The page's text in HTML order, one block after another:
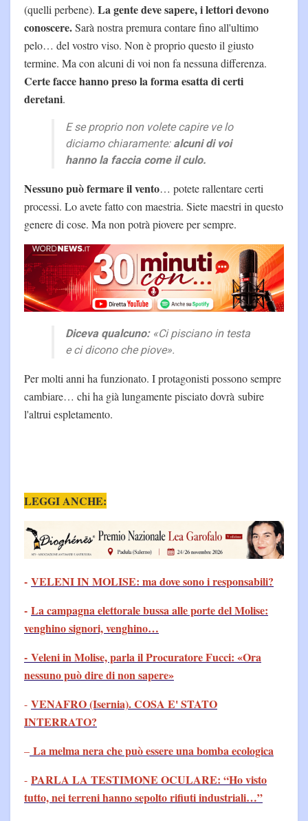
(quelli perbene). La gente deve sapere, i lettori devono
conoscere.Sarà nostra premura contare fino all'ultimo
pelo… del vostro viso. Non è proprio questo il giusto
termine. Ma con alcuni di voi non fa nessuna differenza.
Certe facce hanno preso la forma esatta di certi
deretani.
E se proprio non volete capire ve lo
diciamo chiaramente:alcuni di voi
hanno la faccia come il culo.
Nessuno può fermare il vento… potete rallentare certi
processi. Lo avete fatto con maestria. Siete maestri in questo
genere di cose. Ma non potrà piovere per sempre.
Diceva qualcuno: «Ci pisciano in testa
e ci dicono che piove».
Per molti anni ha funzionato. I protagonisti possono sempre
cambiare… chi ha già lungamente pisciato dovrà subire
l'altrui espletamento.
LEGGI ANCHE:
- VELENI IN MOLISE: ma dove sono i responsabili?
- La campagna elettorale bussa alle porte del Molise:
venghino signori, venghino…
- Veleni in Molise, parla il Procuratore Fucci: «Ora
nessuno può dire di non sapere»
- VENAFRO (Isernia). COSA E' STATO
INTERRATO?
– La melma nera che può essere una bomba ecologica
- PARLA LA TESTIMONE OCULARE: “Ho visto
tutto, nei terreni hanno sepolto rifiuti industriali…”